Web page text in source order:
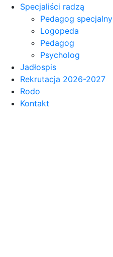
Specjaliści radzą
Pedagog specjalny
Logopeda
Pedagog
Psycholog
Jadłospis
Rekrutacja 2026-2027
Rodo
Kontakt